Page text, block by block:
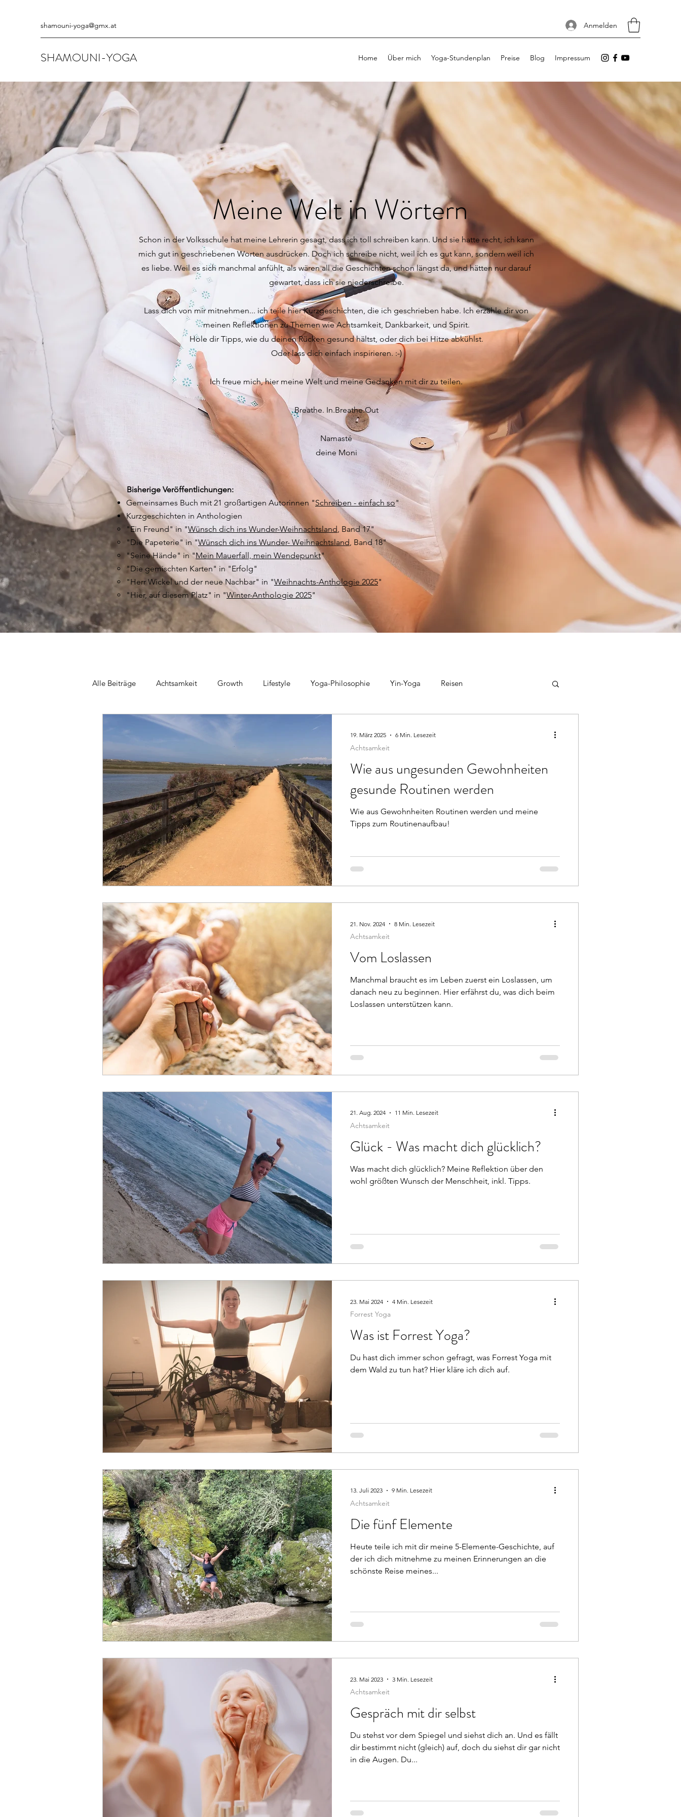
shamouni-yoga@gmx.at Anmelden
SHAMOUNI-YOGA Home Über mich Yoga-Stundenplan Preise Blog Impressum
Meine Welt in Wörtern
Schon in der Volksschule hat meine Lehrerin gesagt, dass ich toll schreiben kann. Und sie hatte recht, ich kann
mich gut in geschriebenen Worten ausdrücken. Doch ich schreibe nicht, weil ich es gut kann, sondern weil ich
es liebe. Weil es sich manchmal anfühlt, als wären all die Geschichten schon längst da, und hätten nur darauf
gewartet, dass ich sie niederschreibe.
Lass dich von mir mitnehmen... ich teile hier Kurzgeschichten, die ich geschrieben habe. Ich erzähle dir von
meinen Reflektionen zu Themen wie Achtsamkeit, Dankbarkeit, und Spirit.
Hole dir Tipps, wie du deinen Rücken gesund hältst, oder dich bei Hitze abkühlst.
Oder lass dich einfach inspirieren. :-)
Ich freue mich, hier meine Welt und meine Gedanken mit dir zu teilen.
Breathe. In.Breathe.Out
Namasté
deine Moni
Bisherige Veröffentlichungen:
Gemeinsames Buch mit 21 großartigen Autorinnen "Schreiben - einfach so"
Kurzgeschichten in Anthologien
"Ein Freund" in "Wünsch dich ins Wunder-Weihnachtsland , Band 17"
"Die Papeterie" in "Wünsch dich ins Wunder- Weihnachtsland , Band 18"
"Seine Hände" in "Mein Mauerfall, mein Wendepunkt"
"Die gemischten Karten" in "Erfolg"
"Herr Wickel und der neue Nachbar" in "Weihnachts-Anthologie 2025"
"Hier, auf diesem Platz" in "Winter-Anthologie 2025"
Alle Beiträge Achtsamkeit Growth Lifestyle Yoga-Philosophie Yin-Yoga Reisen
Gesunder Rücken
Loslassen
Wie aus ungesunden Gewohnheiten
gesunde Routinen werden
Wie aus Gewohnheiten Routinen werden und meine
Tipps zum Routinenaufbau!
Achtsamkeit
19. März 2025 6 Min. Lesezeit
Vom Loslassen
Manchmal braucht es im Leben zuerst ein Loslassen, um
danach neu zu beginnen. Hier erfährst du, was dich beim
Loslassen unterstützen kann.
Achtsamkeit
21. Nov. 2024 8 Min. Lesezeit
Glück - Was macht dich glücklich?
Was macht dich glücklich? Meine Reflektion über den
wohl größten Wunsch der Menschheit, inkl. Tipps.
Achtsamkeit
21. Aug. 2024 11 Min. Lesezeit
Was ist Forrest Yoga?
Du hast dich immer schon gefragt, was Forrest Yoga mit
dem Wald zu tun hat? Hier kläre ich dich auf.
Forrest Yoga
23. Mai 2024 4 Min. Lesezeit
Die fünf Elemente
Heute teile ich mit dir meine 5-Elemente-Geschichte, auf
der ich dich mitnehme zu meinen Erinnerungen an die
schönste Reise meines...
Achtsamkeit
13. Juli 2023 9 Min. Lesezeit
Gespräch mit dir selbst
Du stehst vor dem Spiegel und siehst dich an. Und es fällt
dir bestimmt nicht (gleich) auf, doch du siehst dir gar nicht
in die Augen. Du...
Achtsamkeit
23. Mai 2023 3 Min. Lesezeit